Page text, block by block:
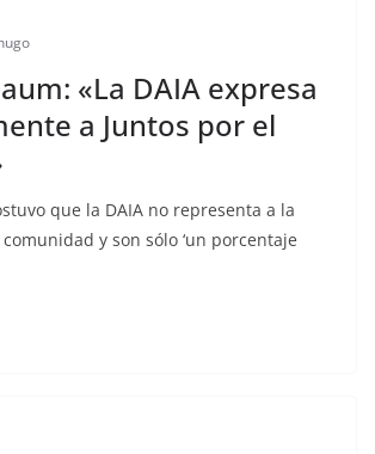
«La DAIA expresa
a Juntos por el
que la DAIA no representa a la
y son sólo ‘un porcentaje